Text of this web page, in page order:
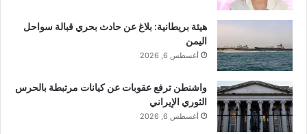
ة
هيئة بريطانية: بلاغ عن حادث بحري قبالة سواحل
اليمن
أغسطس 6, 2026
واشنطن ترفع عقوبات عن كيانات مرتبطة بالحرس
الثوري الإيراني
أغسطس 6, 2026